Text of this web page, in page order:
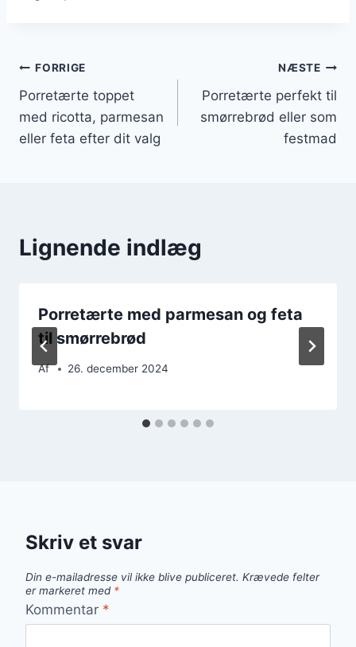
Indlægsnavigation
FORRIGE
Porretærte toppet
med ricotta, parmesan
eller feta efter dit valg
NÆSTE
Porretærte perfekt til
smørrebrød eller som
festmad
Lignende indlæg
Porretærte med parmesan og feta
til smørrebrød
Af 26. december 2024
Skriv et svar
Din e-mailadresse vil ikke blive publiceret. Krævede felter
er markeret med *
Kommentar *